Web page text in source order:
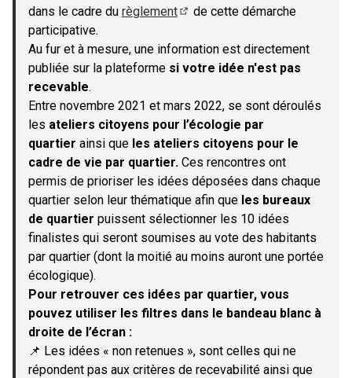
dans le cadre du règlement
de cette démarche
participative.
Au fur et à mesure, une information est directement
publiée sur la plateforme si votre idée n'est pas
recevable.
Entre novembre 2021 et mars 2022, se sont déroulés
les ateliers citoyens pour l’écologie par
quartier ainsi que les ateliers citoyens pour le
cadre de vie par quartier. Ces rencontres ont
permis de prioriser les idées déposées dans chaque
quartier selon leur thématique afin que les bureaux
de quartier puissent sélectionner les 10 idées
finalistes qui seront soumises au vote des habitants
par quartier (dont la moitié au moins auront une portée
écologique).
Pour retrouver ces idées par quartier, vous
pouvez utiliser les filtres dans le bandeau blanc à
droite de l’écran :
📌 Les idées « non retenues », sont celles qui ne
répondent pas aux critères de recevabilité ainsi que